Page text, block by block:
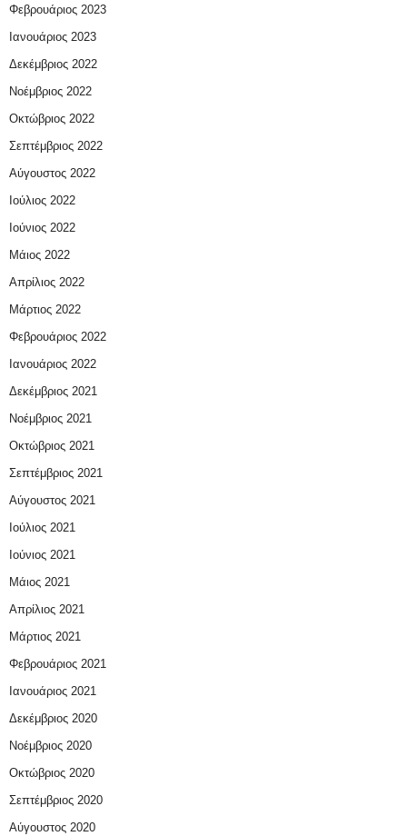
Φεβρουάριος 2023
Ιανουάριος 2023
Δεκέμβριος 2022
Νοέμβριος 2022
Οκτώβριος 2022
Σεπτέμβριος 2022
Αύγουστος 2022
Ιούλιος 2022
Ιούνιος 2022
Μάιος 2022
Απρίλιος 2022
Μάρτιος 2022
Φεβρουάριος 2022
Ιανουάριος 2022
Δεκέμβριος 2021
Νοέμβριος 2021
Οκτώβριος 2021
Σεπτέμβριος 2021
Αύγουστος 2021
Ιούλιος 2021
Ιούνιος 2021
Μάιος 2021
Απρίλιος 2021
Μάρτιος 2021
Φεβρουάριος 2021
Ιανουάριος 2021
Δεκέμβριος 2020
Νοέμβριος 2020
Οκτώβριος 2020
Σεπτέμβριος 2020
Αύγουστος 2020